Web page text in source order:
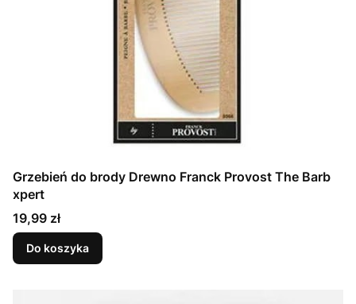
Grzebień do brody Drewno Franck Provost The Barb
xpert
Cena
19,99 zł
Do koszyka